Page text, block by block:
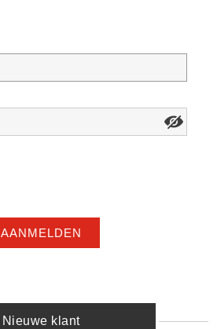
AANMELDEN
Nieuwe klant